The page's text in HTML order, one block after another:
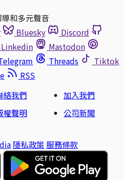
和多元聲音
Bluesky
Discord
Linkedin
Mastodon
Threads
Tiktok
RSS
絡我們
加入我們
權聲明
公司新聞
隱私政策 服務條款